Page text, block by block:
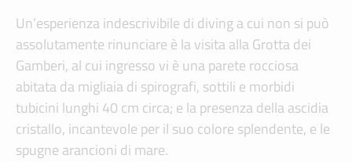
Un’esperienza indescrivibile di diving a cui non si può
assolutamente rinunciare è la visita alla Grotta dei
Gamberi, al cui ingresso vi è una parete rocciosa
abitata da migliaia di spirografi, sottili e morbidi
tubicini lunghi 40 cm circa; e la presenza della ascidia
cristallo, incantevole per il suo colore splendente, e le
spugne arancioni di mare.